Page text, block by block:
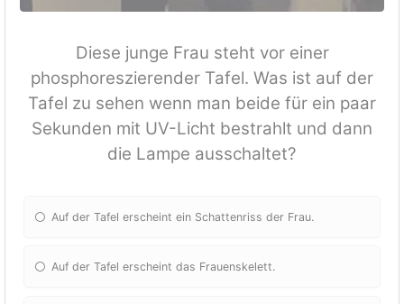
Diese junge Frau steht vor einer
phosphoreszierender Tafel. Was ist auf der
Tafel zu sehen wenn man beide für ein paar
Sekunden mit UV-Licht bestrahlt und dann
die Lampe ausschaltet?
Auf der Tafel erscheint ein Schattenriss der Frau.
Auf der Tafel erscheint das Frauenskelett.